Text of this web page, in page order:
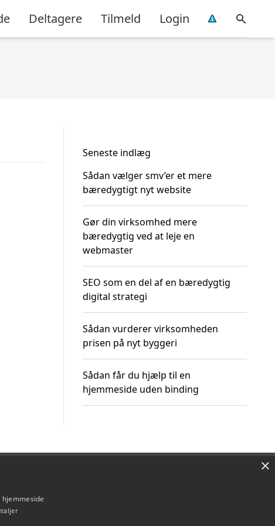
Deltagere Tilmeld Login
Seneste indlæg
Sådan vælger smv’er et mere
bæredygtigt nyt website
Gør din virksomhed mere
bæredygtig ved at leje en
webmaster
SEO som en del af en bæredygtig
digital strategi
Sådan vurderer virksomheden
prisen på nyt byggeri
Sådan får du hjælp til en
hjemmeside uden binding
×